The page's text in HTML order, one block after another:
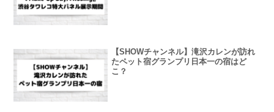
【SHOWチャンネル】滝沢カレンが訪れ
たペット宿グランプリ日本一の宿はど
こ？